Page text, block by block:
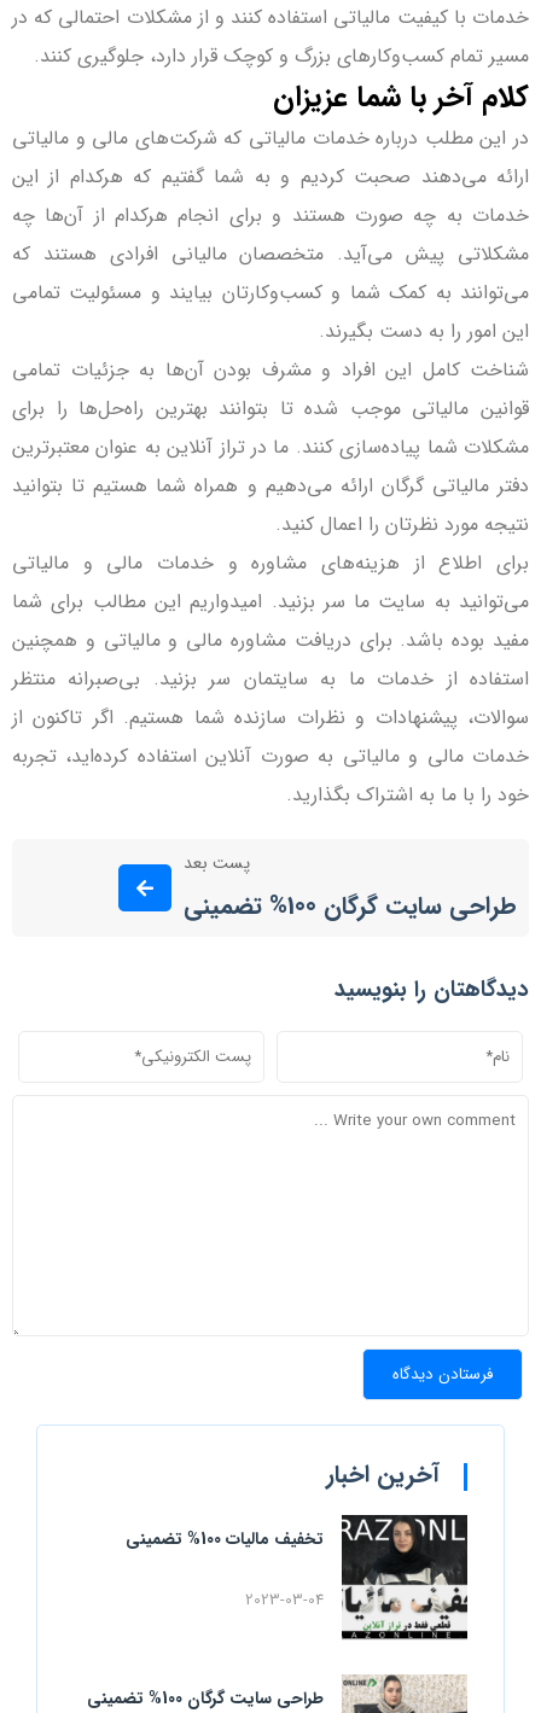
خدمات با کیفیت مالیاتی استفاده کنند و از مشکلات احتمالی که در
مسیر تمام کسب‌وکارهای بزرگ‌ و‌ کوچک قرار دارد، جلوگیری کنند.
کلام آخر با شما عزیزان
در این مطلب درباره خدمات مالیاتی که شرکت‌های مالی و مالیاتی
ارائه می‌دهند صحبت کردیم و به شما گفتیم که هرکدام از این
خدمات به چه صورت هستند و برای انجام هرکدام از آن‌ها چه
مشکلاتی پیش می‌آید. متخصصان مالیانی افرادی هستند که
می‌توانند به کمک شما و کسب‌وکارتان بیایند و مسئولیت تمامی
این امور را به دست بگیرند.
شناخت کامل این افراد و مشرف­ بودن آن‌ها به جزئیات تمامی
قوانین مالیاتی موجب شده تا بتوانند بهترین راه‌حل‌ها را برای
مشکلات شما پیاده‌سازی کنند. ما در تراز آنلاین به عنوان معتبرترین
دفتر مالیاتی گرگان ارائه می‌دهیم و همراه شما هستیم تا بتوانید
نتیجه مورد نظرتان را اعمال کنید.
برای اطلاع از هزینه‌های مشاوره و خدمات مالی و مالیاتی
می‌توانید به سایت ما سر بزنید. امیدواریم این مطالب برای شما
مفید بوده باشد. برای دریافت مشاوره مالی و مالیاتی و همچنین
استفاده از خدمات ما به سایت­مان سر بزنید. بی‌صبرانه منتظر
سوالات، پیشنهادات و نظرات سازنده شما هستیم. اگر تاکنون از
خدمات مالی و مالیاتی به صورت آنلاین استفاده کرده‌اید، تجربه
خود را با ما به اشتراک بگذارید.
پست بعد
طراحی سایت گرگان 100% تضمینی
دیدگاهتان را بنویسید
آخرین اخبار
تخفیف مالیات 100% تضمینی
2023-03-04
طراحی سایت گرگان 100% تضمینی